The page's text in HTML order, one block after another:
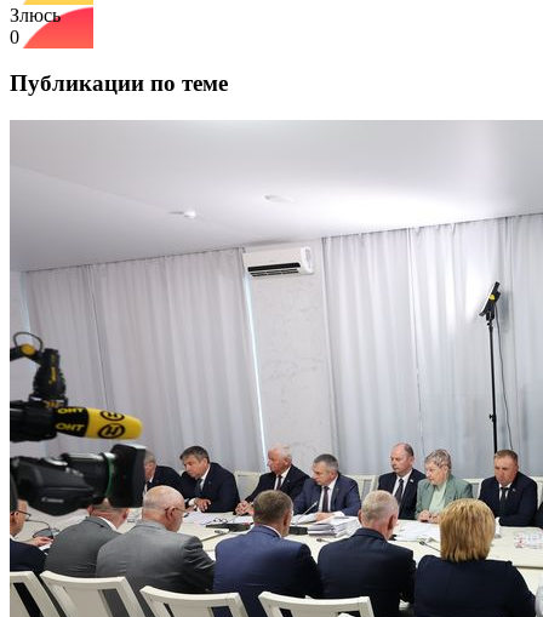
Злюсь
0
Публикации по теме